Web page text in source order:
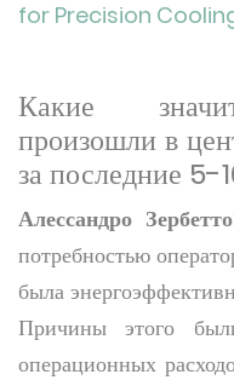
for Precision
Какие
произошли в
за последние 5-
Алессандро
потребностью
была
Причины этого
операционных